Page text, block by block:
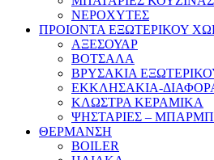
ΝΕΡΟΧΥΤΕΣ
ΠΡΟΙΟΝΤΑ ΕΞΩΤΕΡΙΚΟΥ
ΑΞΕΣΟΥΑΡ
ΒΟΤΣΑΛΑ
ΒΡΥΣΑΚΙΑ
ΕΚΚΛΗΣΑΚΙΑ-
ΚΛΩΣΤΡΑ ΚΕΡΑΜΙΚΑ
ΨΗΣΤΑΡΙΕΣ –
ΘΕΡΜΑΝΣΗ
BOILER